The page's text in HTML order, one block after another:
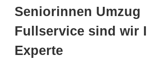
Seniorinnen Umzug
Fullservice sind wir
Experte